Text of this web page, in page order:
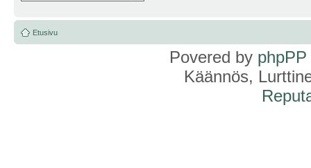
Etusivu
Povered by phpPP
Käännös,